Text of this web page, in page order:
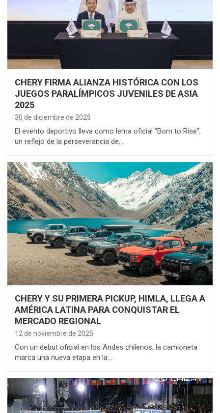
CHERY FIRMA ALIANZA HISTÓRICA CON LOS
JUEGOS PARALÍMPICOS JUVENILES DE ASIA
2025
30 de diciembre de 2025
El evento deportivo lleva como lema oficial “Born to Rise”,
un reflejo de la perseverancia de…
CHERY Y SU PRIMERA PICKUP, HIMLA, LLEGA A
AMÉRICA LATINA PARA CONQUISTAR EL
MERCADO REGIONAL
12 de noviembre de 2025
Con un debut oficial en los Andes chilenos, la camioneta
marca una nueva etapa en la…